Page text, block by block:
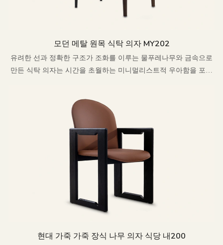
모던 메탈 원목 식탁 의자 MY202
유려한 선과 정확한 구조가 조화를 이루는 물푸레나무와 금속으로
만든 식탁 의자는 시간을 초월하는 미니멀리스트적 우아함을 포착
현대 가죽 가죽 장식 나무 의자 식당 내200